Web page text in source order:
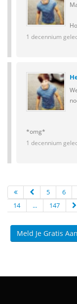
1 decennium
*omg*
1 decennium
5 6
14
... 147
Meld Je Gratis